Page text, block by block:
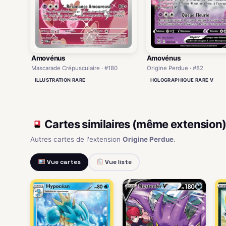
Amovénus
Mascarade Crépusculaire · #180
ILLUSTRATION RARE
Amovénus
Origine Perdue · #82
HOLOGRAPHIQUE RARE V
Cartes similaires (même extension)
Autres cartes de l'extension Origine Perdue.
Vue cartes Vue liste